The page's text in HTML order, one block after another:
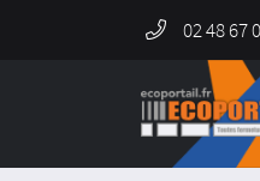
02 48 67
964 Rue de Malitorne,
18230 Saint-Doulchard
02 48 67 07 14